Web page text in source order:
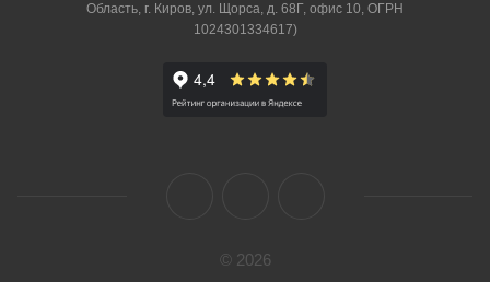
Область, г. Киров, ул. Щорса, д. 68Г, офис 10, ОГРН
1024301334617)
© 2026